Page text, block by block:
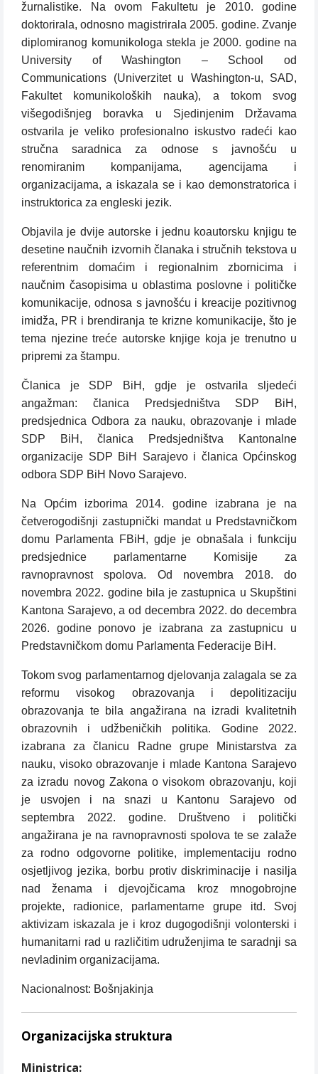
žurnalistike. Na ovom Fakultetu je 2010. godine
doktorirala, odnosno magistrirala 2005. godine. Zvanje
diplomiranog komunikologa stekla je 2000. godine na
University of Washington – School od
Communications (Univerzitet u Washington-u, SAD,
Fakultet komunikoloških nauka), a tokom svog
višegodišnjeg boravka u Sjedinjenim Državama
ostvarila je veliko profesionalno iskustvo radeći kao
stručna saradnica za odnose s javnošću u
renomiranim kompanijama, agencijama i
organizacijama, a iskazala se i kao demonstratorica i
instruktorica za engleski jezik.
Objavila je dvije autorske i jednu koautorsku knjigu te
desetine naučnih izvornih članaka i stručnih tekstova u
referentnim domaćim i regionalnim zbornicima i
naučnim časopisima u oblastima poslovne i političke
komunikacije, odnosa s javnošću i kreacije pozitivnog
imidža, PR i brendiranja te krizne komunikacije, što je
tema njezine treće autorske knjige koja je trenutno u
pripremi za štampu.
Članica je SDP BiH, gdje je ostvarila sljedeći
angažman: članica Predsjedništva SDP BiH,
predsjednica Odbora za nauku, obrazovanje i mlade
SDP BiH, članica Predsjedništva Kantonalne
organizacije SDP BiH Sarajevo i članica Općinskog
odbora SDP BiH Novo Sarajevo.
Na Općim izborima 2014. godine izabrana je na
četverogodišnji zastupnički mandat u Predstavničkom
domu Parlamenta FBiH, gdje je obnašala i funkciju
predsjednice parlamentarne Komisije za
ravnopravnost spolova. Od novembra 2018. do
novembra 2022. godine bila je zastupnica u Skupštini
Kantona Sarajevo, a od decembra 2022. do decembra
2026. godine ponovo je izabrana za zastupnicu u
Predstavničkom domu Parlamenta Federacije BiH.
Tokom svog parlamentarnog djelovanja zalagala se za
reformu visokog obrazovanja i depolitizaciju
obrazovanja te bila angažirana na izradi kvalitetnih
obrazovnih i udžbeničkih politika. Godine 2022.
izabrana za članicu Radne grupe Ministarstva za
nauku, visoko obrazovanje i mlade Kantona Sarajevo
za izradu novog Zakona o visokom obrazovanju, koji
je usvojen i na snazi u Kantonu Sarajevo od
septembra 2022. godine. Društveno i politički
angažirana je na ravnopravnosti spolova te se zalaže
za rodno odgovorne politike, implementaciju rodno
osjetljivog jezika, borbu protiv diskriminacije i nasilja
nad ženama i djevojčicama kroz mnogobrojne
projekte, radionice, parlamentarne grupe itd. Svoj
aktivizam iskazala je i kroz dugogodišnji volonterski i
humanitarni rad u različitim udruženjima te saradnji sa
nevladinim organizacijama.
Nacionalnost: Bošnjakinja
Organizacijska struktura
Ministrica: